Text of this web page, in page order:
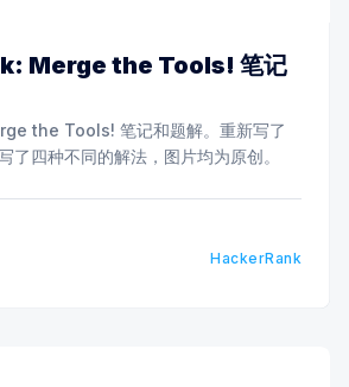
Merge the Tools! 笔记
the Tools! 笔记和题解。重新写了
了四种不同的解法，图片均为原创。
HackerRank